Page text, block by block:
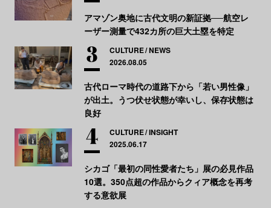
アマゾン奥地に古代文明の新証拠──航空レ
ーザー測量で432カ所の巨大土塁を特定
CULTURE NEWS
2026.08.05
古代ローマ時代の道路下から「若い男性像」
が出土。うつ伏せ状態が幸いし、保存状態は
良好
CULTURE INSIGHT
2025.06.17
シカゴ「最初の同性愛者たち」展の必見作品
10選。350点超の作品からクィア概念を再考
する意欲展